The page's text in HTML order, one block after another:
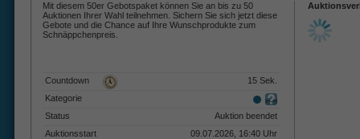
Mit diesem 50er Gebotspaket können Sie an bis zu 50
Auktionen Ihrer Wahl teilnehmen. Sichern Sie sich jetzt diese
Gebote und die Chance auf Ihre Wunschprodukte zum
Schnäppchenpreis.
Countdown
15 Sek.
Kategorie
Status
Auktion beendet
Auktionsstart
09.07.2026, 16:40 Uhr